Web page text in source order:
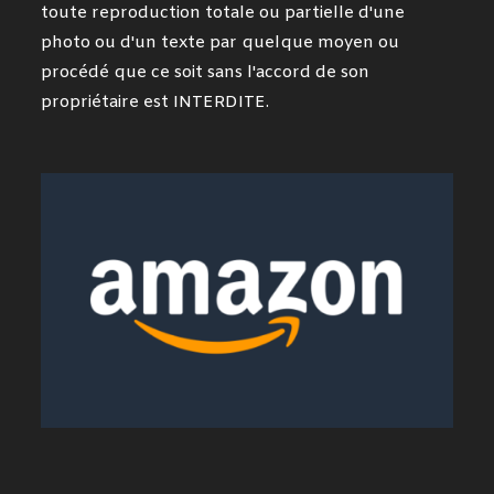
toute reproduction totale ou partielle d'une
photo ou d'un texte par quelque moyen ou
procédé que ce soit sans l'accord de son
propriétaire est INTERDITE.